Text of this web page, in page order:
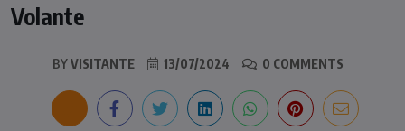
Volante
BYVISITANTE 13/07/2024 0 COMMENTS